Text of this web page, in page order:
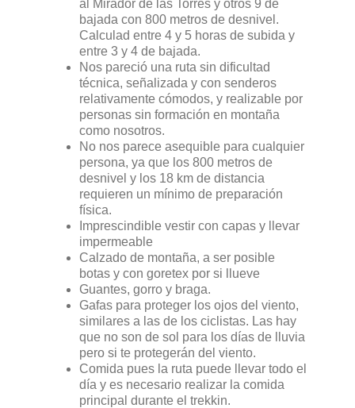
al Mirador de las Torres y otros 9 de
bajada con 800 metros de desnivel.
Calculad entre 4 y 5 horas de subida y
entre 3 y 4 de bajada.
Nos pareció una ruta sin dificultad
técnica, señalizada y con senderos
relativamente cómodos, y realizable por
personas sin formación en montaña
como nosotros.
No nos parece asequible para cualquier
persona, ya que los 800 metros de
desnivel y los 18 km de distancia
requieren un mínimo de preparación
física.
Imprescindible vestir con capas y llevar
impermeable
Calzado de montaña, a ser posible
botas y con goretex por si llueve
Guantes, gorro y braga.
Gafas para proteger los ojos del viento,
similares a las de los ciclistas. Las hay
que no son de sol para los días de lluvia
pero si te protegerán del viento.
Comida pues la ruta puede llevar todo el
día y es necesario realizar la comida
principal durante el trekkin.